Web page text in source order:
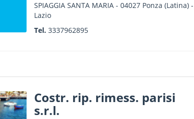
SPIAGGIA SANTA MARIA -04027 Ponza (Latina) -
Lazio
Tel.3337962895
Costr. rip. rimess. parisi
s.r.l.